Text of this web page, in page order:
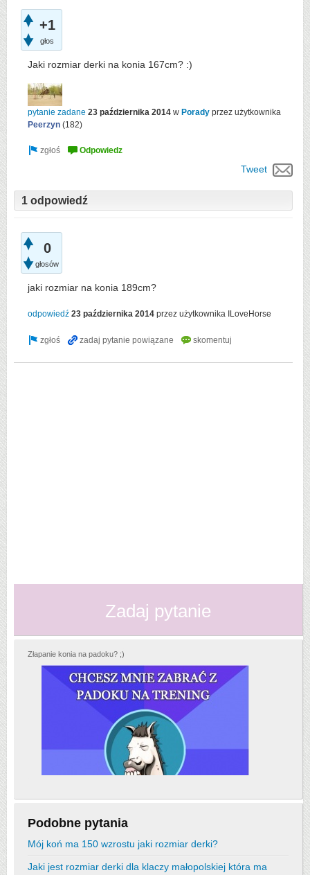
+1
głos
Jaki rozmiar derki na konia 167cm? :)
pytanie zadane 23 października 2014 w Porady przez użytkownika
Peerzyn (182)
Tweet
1 odpowiedź
0
głosów
jaki rozmiar na konia 189cm?
odpowiedź 23 października 2014 przez użytkownika ILoveHorse
Zadaj pytanie
Złapanie konia na padoku? ;)
Podobne pytania
Mój koń ma 150 wzrostu jaki rozmiar derki?
Jaki jest rozmiar derki dla klaczy małopolskiej która ma